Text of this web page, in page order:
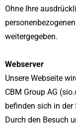
Ohne Ihre
weitergegeben.
Webserver
Unsere Webseite
CBM Group AG
befinden sich in der
Durch den Besuch